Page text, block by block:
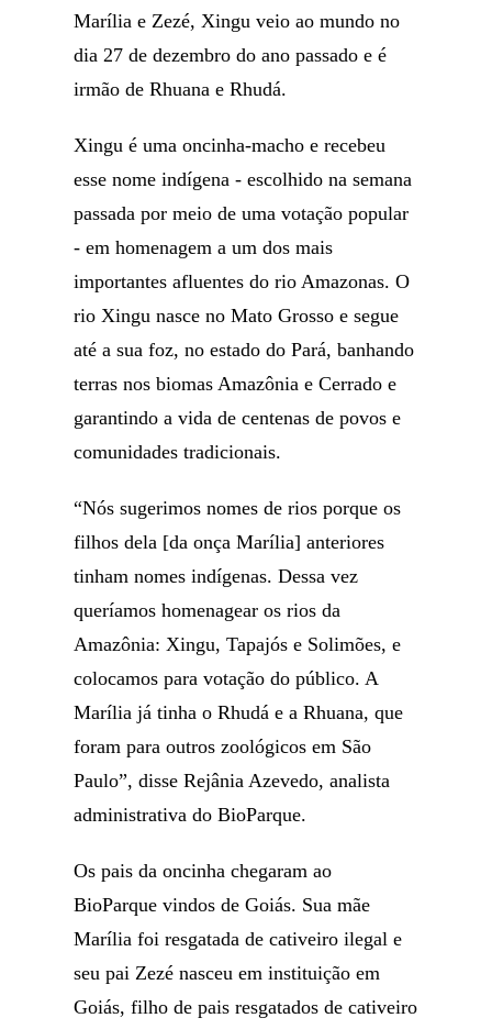
Marília e Zezé, Xingu veio ao mundo no
dia 27 de dezembro do ano passado e é
irmão de Rhuana e Rhudá.
Xingu é uma oncinha-macho e recebeu
esse nome indígena - escolhido na semana
passada por meio de uma votação popular
- em homenagem a um dos mais
importantes afluentes do rio Amazonas. O
rio Xingu nasce no Mato Grosso e segue
até a sua foz, no estado do Pará, banhando
terras nos biomas Amazônia e Cerrado e
garantindo a vida de centenas de povos e
comunidades tradicionais.
“Nós sugerimos nomes de rios porque os
filhos dela [da onça Marília] anteriores
tinham nomes indígenas. Dessa vez
queríamos homenagear os rios da
Amazônia: Xingu, Tapajós e Solimões, e
colocamos para votação do público. A
Marília já tinha o Rhudá e a Rhuana, que
foram para outros zoológicos em São
Paulo”, disse Rejânia Azevedo, analista
administrativa do BioParque.
Os pais da oncinha chegaram ao
BioParque vindos de Goiás. Sua mãe
Marília foi resgatada de cativeiro ilegal e
seu pai Zezé nasceu em instituição em
Goiás, filho de pais resgatados de cativeiro